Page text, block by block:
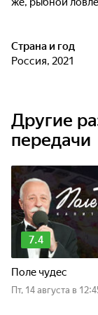
Страна и год
Россия, 2021
Другие
передачи
7.4
Поле чудес
пт, 14 августа в